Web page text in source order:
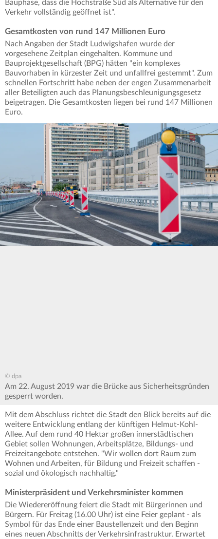
Bauphase, dass die Hochstraße Süd als Alternative für den
Verkehr vollständig geöffnet ist".
Gesamtkosten von rund 147 Millionen Euro
Nach Angaben der Stadt Ludwigshafen wurde der
vorgesehene Zeitplan eingehalten. Kommune und
Bauprojektgesellschaft (BPG) hätten "ein komplexes
Bauvorhaben in kürzester Zeit und unfallfrei gestemmt". Zum
schnellen Fortschritt habe neben der engen Zusammenarbeit
aller Beteiligten auch das Planungsbeschleunigungsgesetz
beigetragen. Die Gesamtkosten liegen bei rund 147 Millionen
Euro.
© dpa
Am 22. August 2019 war die Brücke aus Sicherheitsgründen
gesperrt worden.
Mit dem Abschluss richtet die Stadt den Blick bereits auf die
weitere Entwicklung entlang der künftigen Helmut-Kohl-
Allee. Auf dem rund 40 Hektar großen innerstädtischen
Gebiet sollen Wohnungen, Arbeitsplätze, Bildungs- und
Freizeitangebote entstehen. "Wir wollen dort Raum zum
Wohnen und Arbeiten, für Bildung und Freizeit schaffen -
sozial und ökologisch nachhaltig."
Ministerpräsident und Verkehrsminister kommen
Die Wiedereröffnung feiert die Stadt mit Bürgerinnen und
Bürgern. Für Freitag (16.00 Uhr) ist eine Feier geplant - als
Symbol für das Ende einer Baustellenzeit und den Beginn
eines neuen Abschnitts der Verkehrsinfrastruktur. Erwartet